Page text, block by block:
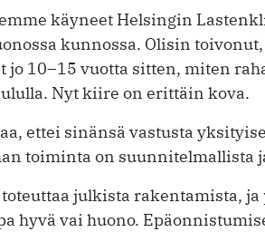
käyneet Helsingin
kunnossa. Olisin
10–15 vuotta sitten, miten
Nyt kiire on erittäin kova.
ettei sinänsä vastusta
toiminta on suunnitelmallista
toteuttaa julkista rakentamista,
hyvä vai huono.